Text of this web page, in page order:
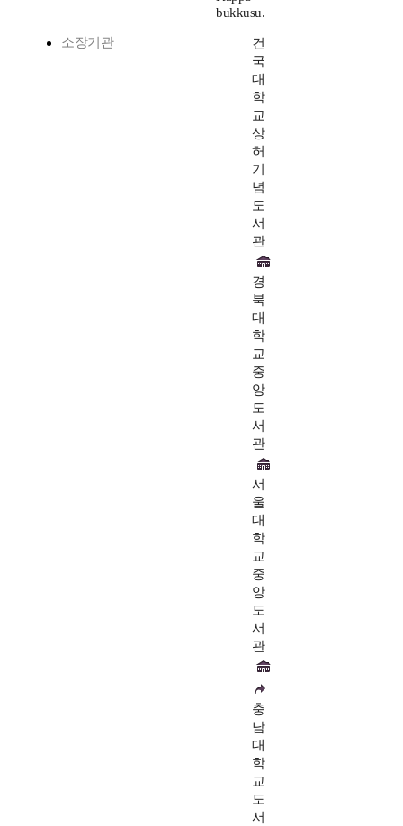
bukkusu.
소장기관
건
국
대
학
교
상
허
기
념
도
서
관
경
북
대
학
교
중
앙
도
서
관
서
울
대
학
교
중
앙
도
서
관
충
남
대
학
교
도
서